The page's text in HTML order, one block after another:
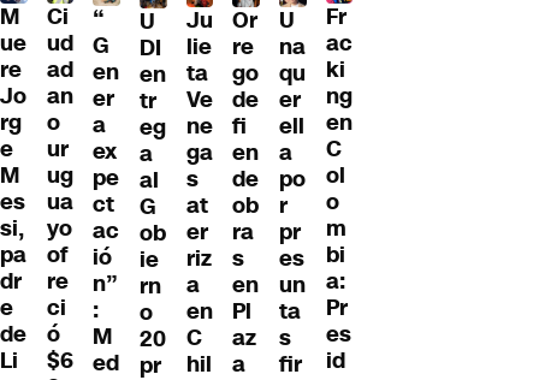
M
ue
re
Jo
rg
e
M
es
si,
pa
dr
e
de
Li
Ci
ud
ad
an
o
ur
ug
ua
yo
of
re
ci
ó
$6
“
G
en
er
a
ex
pe
ct
ac
ió
n”
:
M
ed
U
DI
en
tr
eg
a
al
G
ob
ie
rn
o
20
pr
Ju
lie
ta
Ve
ne
ga
s
at
er
riz
a
en
C
hil
Or
re
go
de
fi
en
de
ob
ra
s
en
Pl
az
a
U
na
qu
er
ell
a
po
r
pr
es
un
ta
s
fir
Fr
ac
ki
ng
en
C
ol
o
m
bi
a:
Pr
es
id